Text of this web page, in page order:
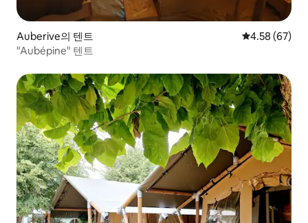
Auberive의 텐트 평점 4.58점(5
4.58 (67)
"Aubépine" 텐트